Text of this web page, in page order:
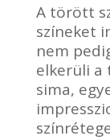
A törött
színeket
nem
elkerüli a
sima,